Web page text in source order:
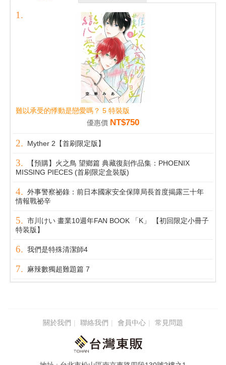
難以承受的悸動是戀愛嗎？ 5 特裝版
優惠價 NT$750
Myther 2【首刷限定版】
【預購】火之鳥 望鄉篇 典藏復刻作品集：PHOENIX
MISSING PIECES (首刷限定盒裝版)
外事警察祕錄：前日本國家安全保障局長首度揭露三十年
情報戰祕辛
市川けい 畫業10週年FAN BOOK 「K」 【初回限定小冊子
特装版】
我們是特殊清潔師4
麻辣數獨超難題篇 7
關於我們 聯絡我們 會員中心 常見問題